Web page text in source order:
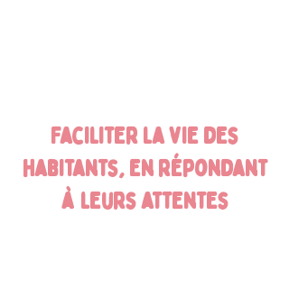
Faciliter la vie des
habitants, en répondant
à leurs attentes